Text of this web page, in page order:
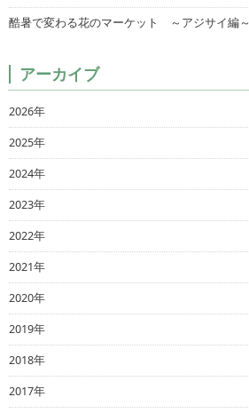
酷暑で変わる花のマーケット ～アジサイ編～
アーカイブ
2026年
2025年
2024年
2023年
2022年
2021年
2020年
2019年
2018年
2017年